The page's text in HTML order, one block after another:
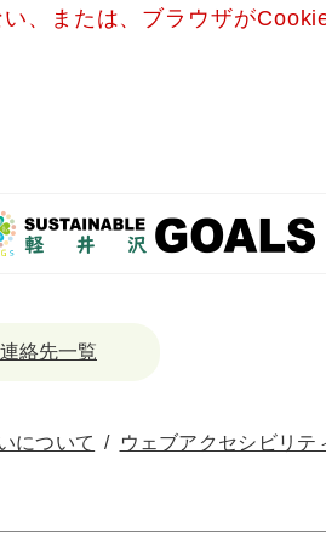
、または、ブラウザが
絡先一覧
について
ウェブアクセシビリテ